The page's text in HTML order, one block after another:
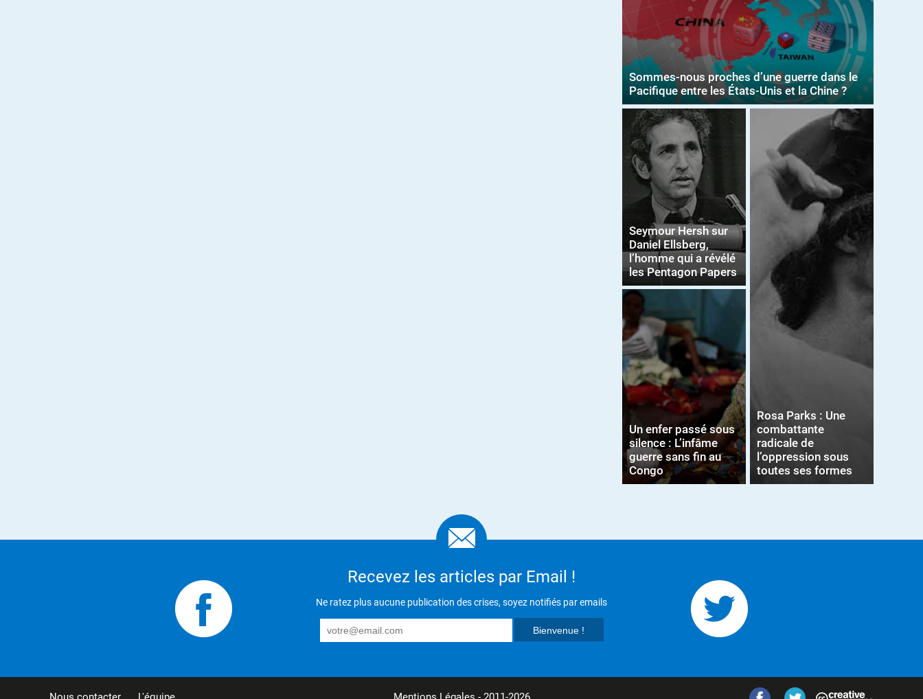
Sommes-nous proches d’une guerre dans le
Pacifique entre les États-Unis et la Chine ?
Seymour Hersh sur
Daniel Ellsberg,
l’homme qui a révélé
les Pentagon Papers
Un enfer passé sous
silence : L’infâme
guerre sans fin au
Congo
Rosa Parks : Une
combattante
radicale de
l’oppression sous
toutes ses formes
Recevez les articles par Email !
Ne ratez plus aucune publication des crises, soyez notifiés par emails